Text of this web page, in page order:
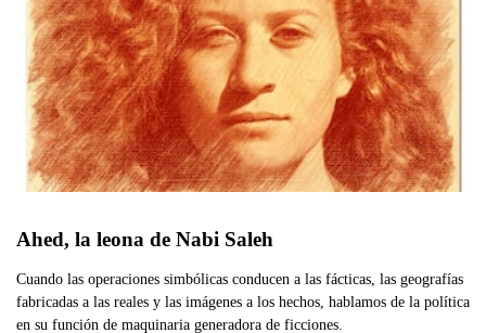
Ahed, la leona de Nabi Saleh
Cuando las operaciones simbólicas conducen a las fácticas, las geografías
fabricadas a las reales y las imágenes a los hechos, hablamos de la política
en su función de maquinaria generadora de ficciones.